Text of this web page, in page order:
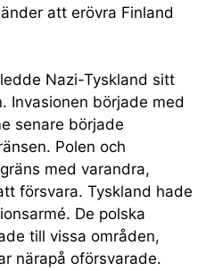
att erövra Finland
Nazi-Tyskland sitt
Invasionen började med
senare började
Polen och
med varandra,
försvara. Tyskland hade
De polska
till vissa områden,
närapå oförsvarade.